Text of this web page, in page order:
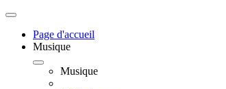
Page d'accueil
Musique
Musique